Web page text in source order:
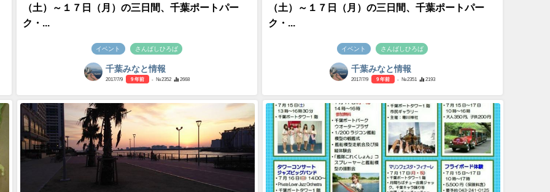
（土）～１７日（月）の三日間、千葉ポートパー
ク・...
イベント さんばしひろば
千葉みなと情報
2017/7/9 9 年前 - №2352 2668
（土）～１７日（月）の三日間、千葉ポートパー
ク・...
イベント さんばしひろば
千葉みなと情報
2017/7/9 9 年前 - №2351 2193